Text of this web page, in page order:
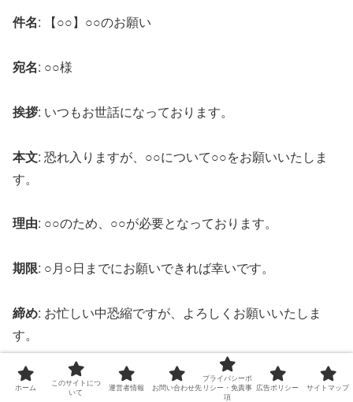
件名: 【○○】○○のお願い
宛名: ○○様
挨拶: いつもお世話になっております。
本文: 恐れ入りますが、○○について○○をお願いいたしま
す。
理由: ○○のため、○○が必要となっております。
期限: ○月○日までにお願いできれば幸いです。
締め: お忙しい中恐縮ですが、よろしくお願いいたしま
す。
シーン別完成メールテンプレート
ホーム
このサイトにつ
いて
運営者情報 お問い合わせ先
プライバシーポ
リシー・免責事
項
広告ポリシー サイトマップ